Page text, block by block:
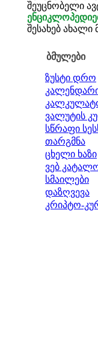
შეუცნობელი
შესახებ ახალი
ბმულები
ზუსტი დრო
ვალუტის
სწრაფი
თარგმნა
ცხელი ხაზი
ვებ
სმაილები
დაზღვევა
კრიპტო-